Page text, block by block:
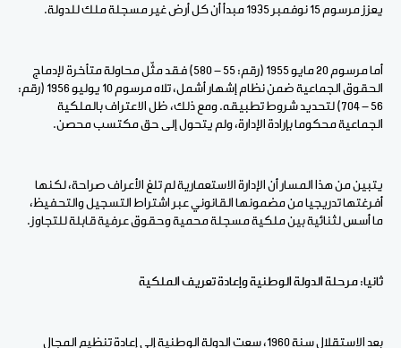
يعزز مرسوم 15 نوفمبر 1935 مبدأ أن كل أرض غير مسجلة ملك للدولة.
أما مرسوم 20 مايو 1955 (رقم: 55 - 580) فقد مثّل محاولة متأخرة لإدماج
الحقوق الجماعية ضمن نظام إشهار أشمل، تلاه مرسوم 10 يوليو 1956 (رقم:
56 - 704) لتحديد شروط تطبيقه. ومع ذلك، ظل الاعتراف بالملكية
الجماعية محكوما بإرادة الإدارة، ولم يتحول إلى حق مكتسب محصن.
يتبين من هذا المسار أن الإدارة الاستعمارية لم تلغ الأعراف صراحة، لكنها
أفرغتها تدريجيا من مضمونها القانوني عبر اشتراط التسجيل والتحفيظ،
ما أسس لثنائية بين ملكية مسجلة محمية وحقوق عرفية قابلة للتجاوز.
ثانيا: مرحلة الدولة الوطنية وإعادة تعريف الملكية
بعد الاستقلال سنة 1960، سعت الدولة الوطنية إلى إعادة تنظيم المجال